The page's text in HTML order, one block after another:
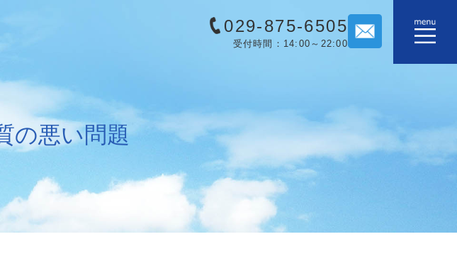
029-875-6505
受付時間：14:00～22:00
の悪い問題